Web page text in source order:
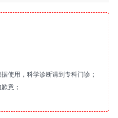
使用，科学诊断请到专科门诊；
意；